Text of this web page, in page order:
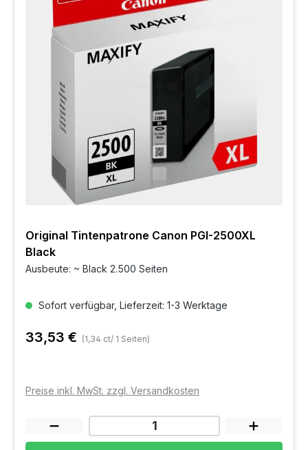
Original Tintenpatrone Canon PGI-2500XL
Black
Ausbeute: ~ Black 2.500 Seiten
Sofort verfügbar, Lieferzeit: 1-3 Werktage
33,53 € (1,34 ct/ 1 Seiten)
Preise inkl. MwSt. zzgl. Versandkosten